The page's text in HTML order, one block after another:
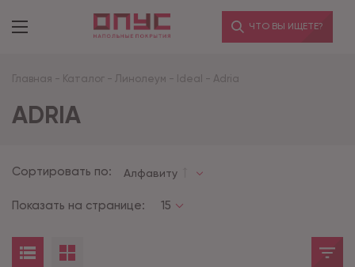
ЧТО ВЫ ИЩЕТЕ?
Главная - Каталог - Линолеум - Ideal - Adria
ADRIA
Сортировать по: Алфавиту
Показать на странице: 15